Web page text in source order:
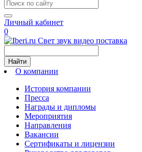
Личный кабинет
0
Свет звук видео поставка
Найти
О компании
История компании
Пресса
Награды и дипломы
Мероприятия
Направления
Вакансии
Сертификаты и лицензии